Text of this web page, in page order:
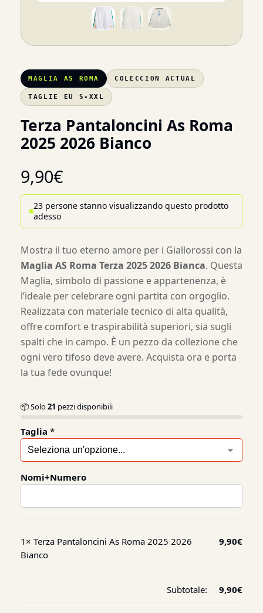
MAGLIA AS ROMA COLECCION ACTUAL
TAGLIE EU S-XXL
Terza Pantaloncini As Roma
2025 2026 Bianco
9,90€
23 persone stanno visualizzando questo prodotto
adesso
Mostra il tuo eterno amore per i Giallorossi con la
Maglia AS Roma Terza 2025 2026 Bianca. Questa
Maglia, simbolo di passione e appartenenza, è
l’ideale per celebrare ogni partita con orgoglio.
Realizzata con materiale tecnico di alta qualità,
offre comfort e traspirabilità superiori, sia sugli
spalti che in campo. È un pezzo da collezione che
ogni vero tifoso deve avere. Acquista ora e porta
la tua fede ovunque!
📦 Solo21 pezzi disponibili
Taglia *
Nomi+Numero
1× Terza Pantaloncini As Roma 2025 2026
Bianco
9,90€
Subtotale: 9,90€